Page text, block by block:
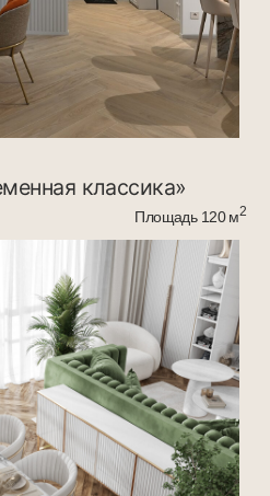
Площадь 105 м
Площадь 65 м2